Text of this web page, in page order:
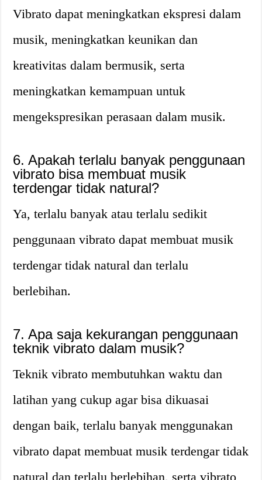
Vibrato dapat meningkatkan ekspresi dalam
musik, meningkatkan keunikan dan
kreativitas dalam bermusik, serta
meningkatkan kemampuan untuk
mengekspresikan perasaan dalam musik.
6. Apakah terlalu banyak penggunaan
vibrato bisa membuat musik
terdengar tidak natural?
Ya, terlalu banyak atau terlalu sedikit
penggunaan vibrato dapat membuat musik
terdengar tidak natural dan terlalu
berlebihan.
7. Apa saja kekurangan penggunaan
teknik vibrato dalam musik?
Teknik vibrato membutuhkan waktu dan
latihan yang cukup agar bisa dikuasai
dengan baik, terlalu banyak menggunakan
vibrato dapat membuat musik terdengar tidak
natural dan terlalu berlebihan, serta vibrato